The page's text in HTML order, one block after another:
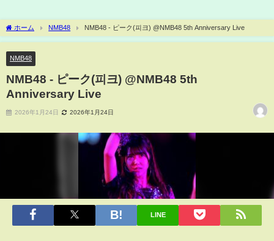
ホーム NMB48 NMB48 - ピーク(피크) @NMB48 5th Anniversary Live
NMB48
NMB48 - ピーク(피크) @NMB48 5th
Anniversary Live
2026年1月24日 2026年1月24日
LINE